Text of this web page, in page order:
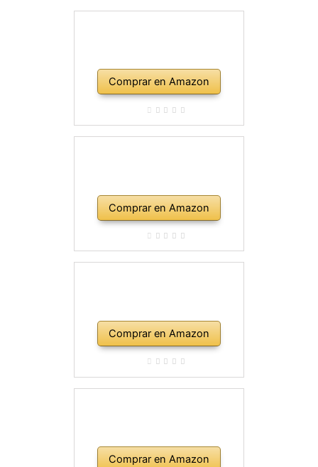
Comprar en Amazon
Comprar en Amazon
Comprar en Amazon
Comprar en Amazon